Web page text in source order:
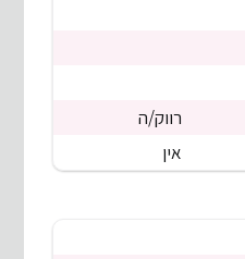
רווק/ה
אין